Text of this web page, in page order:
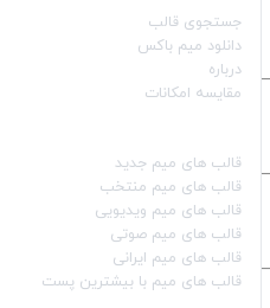
جستجوی قالب
دانلود میم باکس
درباره
مقایسه امکانات
قالب‌ های میم جدید
قالب‌ های میم منتخب
قالب‌ های میم ویدیویی
قالب‌ های میم صوتی
قالب‌ های میم ایرانی
قالب‌ های میم با بیشترین پست